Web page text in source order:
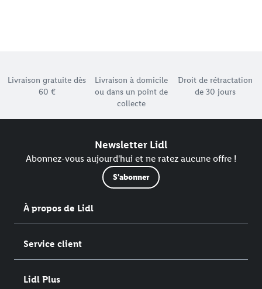
Livraison gratuite dès
60 €
Livraison à domicile
ou dans un point de
collecte
Droit de rétractation
de 30 jours
Newsletter Lidl
Abonnez-vous aujourd'hui et ne ratez aucune offre !
S'abonner
À propos de Lidl
Service client
Lidl Plus